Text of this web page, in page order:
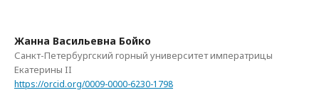
Жанна Васильевна Бойко
Санкт-Петербургский горный университет императрицы
Екатерины II
https://orcid.org/0009-0000-6230-1798